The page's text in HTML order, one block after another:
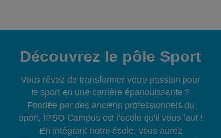
Découvrez le pôle Sport
Vous rêvez de transformer votre passion pour
le sport en une carrière épanouissante ?
Fondée par des anciens professionnels du
sport, IPSO Campus est l'école qu'il vous faut !
En intégrant notre école, vous aurez